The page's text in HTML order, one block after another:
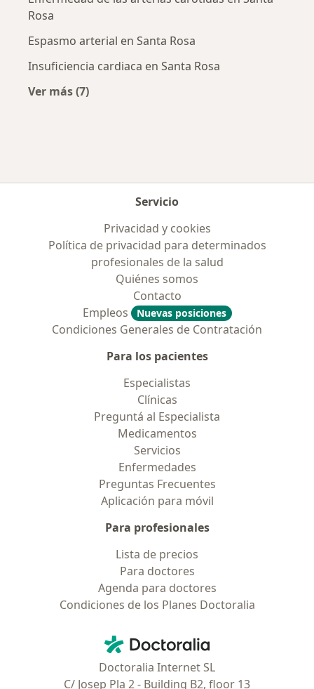
Rosa
Espasmo arterial en Santa Rosa
Insuficiencia cardiaca en Santa Rosa
Ver más (7)
Servicio
Privacidad y cookies
Política de privacidad para determinados
profesionales de la salud
Quiénes somos
Contacto
Empleos
Nuevas posiciones
Condiciones Generales de Contratación
Para los pacientes
Especialistas
Clínicas
Preguntá al Especialista
Medicamentos
Servicios
Enfermedades
Preguntas Frecuentes
Aplicación para móvil
Para profesionales
Lista de precios
Para doctores
Agenda para doctores
Condiciones de los Planes Doctoralia
Doctoralia - Página de inicio
Doctoralia Internet SL
C/ Josep Pla 2 - Building B2, floor 13